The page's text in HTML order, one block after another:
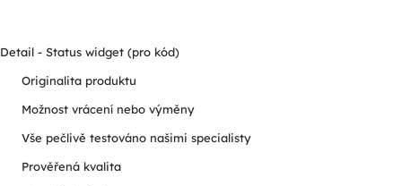
Detail - Status widget (pro kód)
Originalita produktu
Možnost vrácení nebo výměny
Vše pečlivě testováno našimi specialisty
Prověřená kvalita